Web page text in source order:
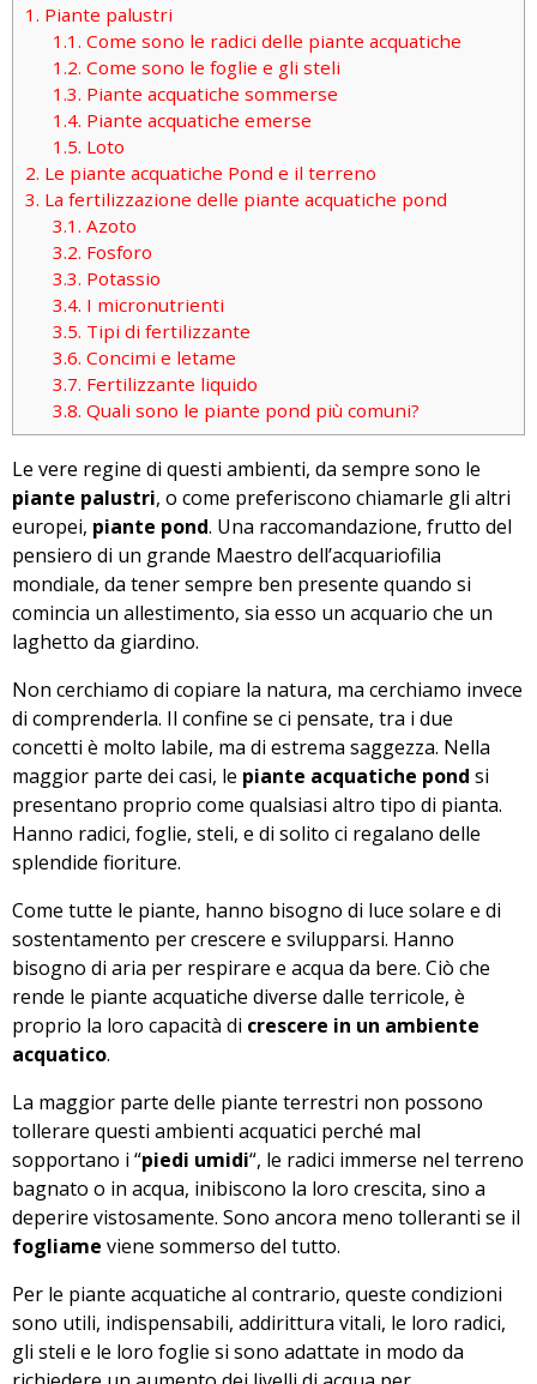
1. Piante palustri
1.1. Come sono le radici delle piante acquatiche
1.2. Come sono le foglie e gli steli
1.3. Piante acquatiche sommerse
1.4. Piante acquatiche emerse
1.5. Loto
2. Le piante acquatiche Pond e il terreno
3. La fertilizzazione delle piante acquatiche pond
3.1. Azoto
3.2. Fosforo
3.3. Potassio
3.4. I micronutrienti
3.5. Tipi di fertilizzante
3.6. Concimi e letame
3.7. Fertilizzante liquido
3.8. Quali sono le piante pond più comuni?
Le vere regine di questi ambienti, da sempre sono le
piante palustri, o come preferiscono chiamarle gli altri
europei, piante pond. Una raccomandazione, frutto del
pensiero di un grande Maestro dell’acquariofilia
mondiale, da tener sempre ben presente quando si
comincia un allestimento, sia esso un acquario che un
laghetto da giardino.
Non cerchiamo di copiare la natura, ma cerchiamo invece
di comprenderla. Il confine se ci pensate, tra i due
concetti è molto labile, ma di estrema saggezza. Nella
maggior parte dei casi, le piante acquatiche pond si
presentano proprio come qualsiasi altro tipo di pianta.
Hanno radici, foglie, steli, e di solito ci regalano delle
splendide fioriture.
Come tutte le piante, hanno bisogno di luce solare e di
sostentamento per crescere e svilupparsi. Hanno
bisogno di aria per respirare e acqua da bere. Ciò che
rende le piante acquatiche diverse dalle terricole, è
proprio la loro capacità di crescere in un ambiente
acquatico.
La maggior parte delle piante terrestri non possono
tollerare questi ambienti acquatici perché mal
sopportano i “piedi umidi“, le radici immerse nel terreno
bagnato o in acqua, inibiscono la loro crescita, sino a
deperire vistosamente. Sono ancora meno tolleranti se il
fogliame viene sommerso del tutto.
Per le piante acquatiche al contrario, queste condizioni
sono utili, indispensabili, addirittura vitali, le loro radici,
gli steli e le loro foglie si sono adattate in modo da